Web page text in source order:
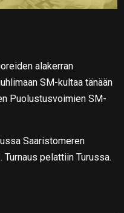
alakerran
SM-kultaa tänään
Puolustusvoimien SM-
Saaristomeren
pelattiin Turussa.